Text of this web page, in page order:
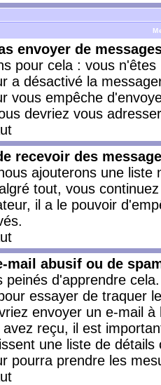
envoyer de
pour cela : vous
a désactivé la
vous empêche
devriez vous
recevoir des
ajouterons une
tout, vous
il a le pouvoir
mail abusif ou de
peinés d'apprendre
essayer de traquer
envoyer un e-mail
reçu, il est
une liste de
pourra prendre les